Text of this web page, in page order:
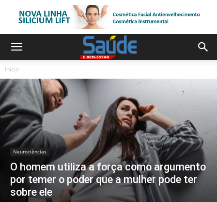
Início
Neurociências
O homem utiliza a força como argumento
por temer o poder que a mulher pode ter
sobre ele